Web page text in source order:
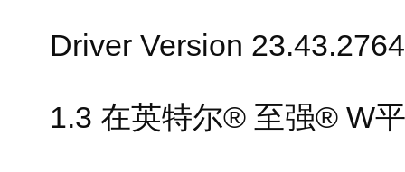
Driver Version
1.3 在英特尔® 至强® W